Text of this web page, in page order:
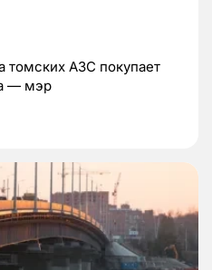
томских АЗС покупает
— мэр